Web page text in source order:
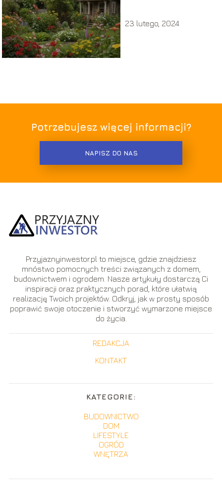
23 lutego, 2024
Potrzebujesz więcej informacji?
NAPISZ DO NAS
Przyjaznyinwestor.pl to miejsce, gdzie znajdziesz
mnóstwo pomocnych treści związanych z domem,
budownictwem i ogrodem. Nasze artykuły dostarczą Ci
inspiracji oraz praktycznych porad, które ułatwią
realizację Twoich projektów. Odkryj, jak w prosty sposób
poprawić swoje otoczenie i stworzyć wymarzone miejsce
do życia.
REDAKCJA
KONTAKT
KATEGORIE:
BUDOWNICTWO
DOM
LIFESTYLE
OGRÓD
WNĘTRZA